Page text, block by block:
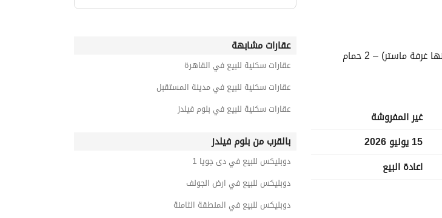
غير المفروشة
15 يوليو 2026
اعادة البيع
عقارات مشابهة
عقارات سكنية للبيع في القاهرة
عقارات سكنية للبيع في مدينة المستقبل
عقارات سكنية للبيع في بلوم فيلدز
بالقرب من بلوم فيلدز
دوبليكس للبيع في دى جويا 1
دوبليكس للبيع في ارض الجولف
دوبليكس للبيع في المنطقة الثامنة